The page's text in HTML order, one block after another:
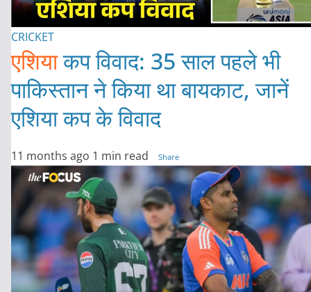
CRICKET
एशियाकप विवाद: 35 साल पहले भी
पाकिस्तान ने किया था बायकाट, जानें
एशिया कप के विवाद
11 months ago 1 min read Share